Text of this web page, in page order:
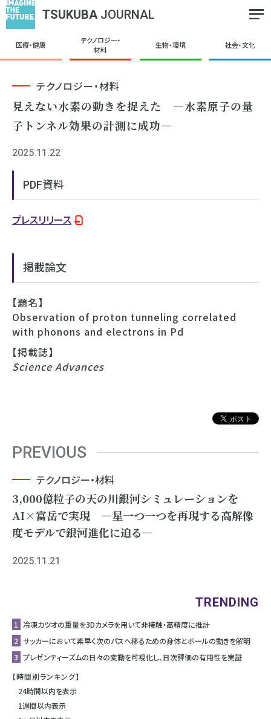
TSUKUBA JOURNAL
医療・健康
テクノロジー・
材料
生物・環境 社会・文化
テクノロジー・材料
見えない水素の動きを捉えた ―水素原子の量
子トンネル効果の計測に成功―
2025.11.22
PDF資料
プレスリリース
掲載論文
【題名】
Observation of proton tunneling correlated
with phonons and electrons in Pd
【掲載誌】
Science Advances
PREVIOUS
テクノロジー・材料
3,000億粒子の天の川銀河シミュレーションを
AI×富岳で実現 ―星一つ一つを再現する高解像
度モデルで銀河進化に迫る―
2025.11.21
TRENDING
1 冷凍カツオの重量を3Dカメラを用いて非接触・高精度に推計
2 サッカーにおいて素早く次のパスへ移るための身体とボールの動きを解明
3 プレゼンティーズムの日々の変動を可視化し、日次評価の有用性を実証
【時間別ランキング】
24時間以内を表示
1週間以内表示